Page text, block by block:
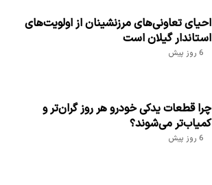
احیای تعاونی‌های مرزنشینان از اولویت‌های
استاندار گیلان است
6 روز پیش
چرا قطعات یدکی خودرو هر روز گران‌تر و
کمیاب‌تر می‌شوند؟
6 روز پیش